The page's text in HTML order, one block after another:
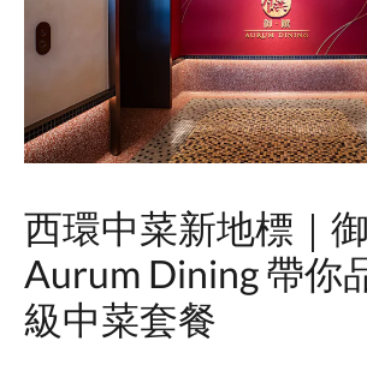
西環中菜新地標｜
Aurum Dining 帶你
級中菜套餐